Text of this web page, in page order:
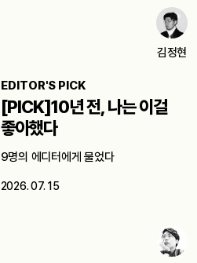
김정현
EDITOR'S PICK
[PICK]10년 전, 나는 이걸
좋아했다
9명의 에디터에게 물었다
2026. 07. 15